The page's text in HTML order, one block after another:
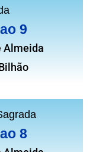
9
Almeida
8